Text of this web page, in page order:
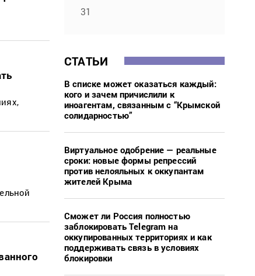
31
СТАТЬИ
В списке может оказаться каждый:
кого и зачем причислили к
иноагентам, связанным с “Крымской
солидарностью”
Виртуальное одобрение — реальные
сроки: новые формы репрессий
против нелояльных к оккупантам
жителей Крыма
Сможет ли Россия полностью
заблокировать Telegram на
оккупированных территориях и как
поддерживать связь в условиях
блокировки